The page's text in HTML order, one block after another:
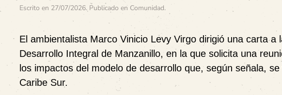
Escrito en 27/07/2026. Publicado en Comunidad.
El ambientalista Marco Vinicio Levy Virgo dirigió una carta a
Desarrollo Integral de Manzanillo, en la que solicita una
los impactos del modelo de desarrollo que, según señala,
Caribe Sur.